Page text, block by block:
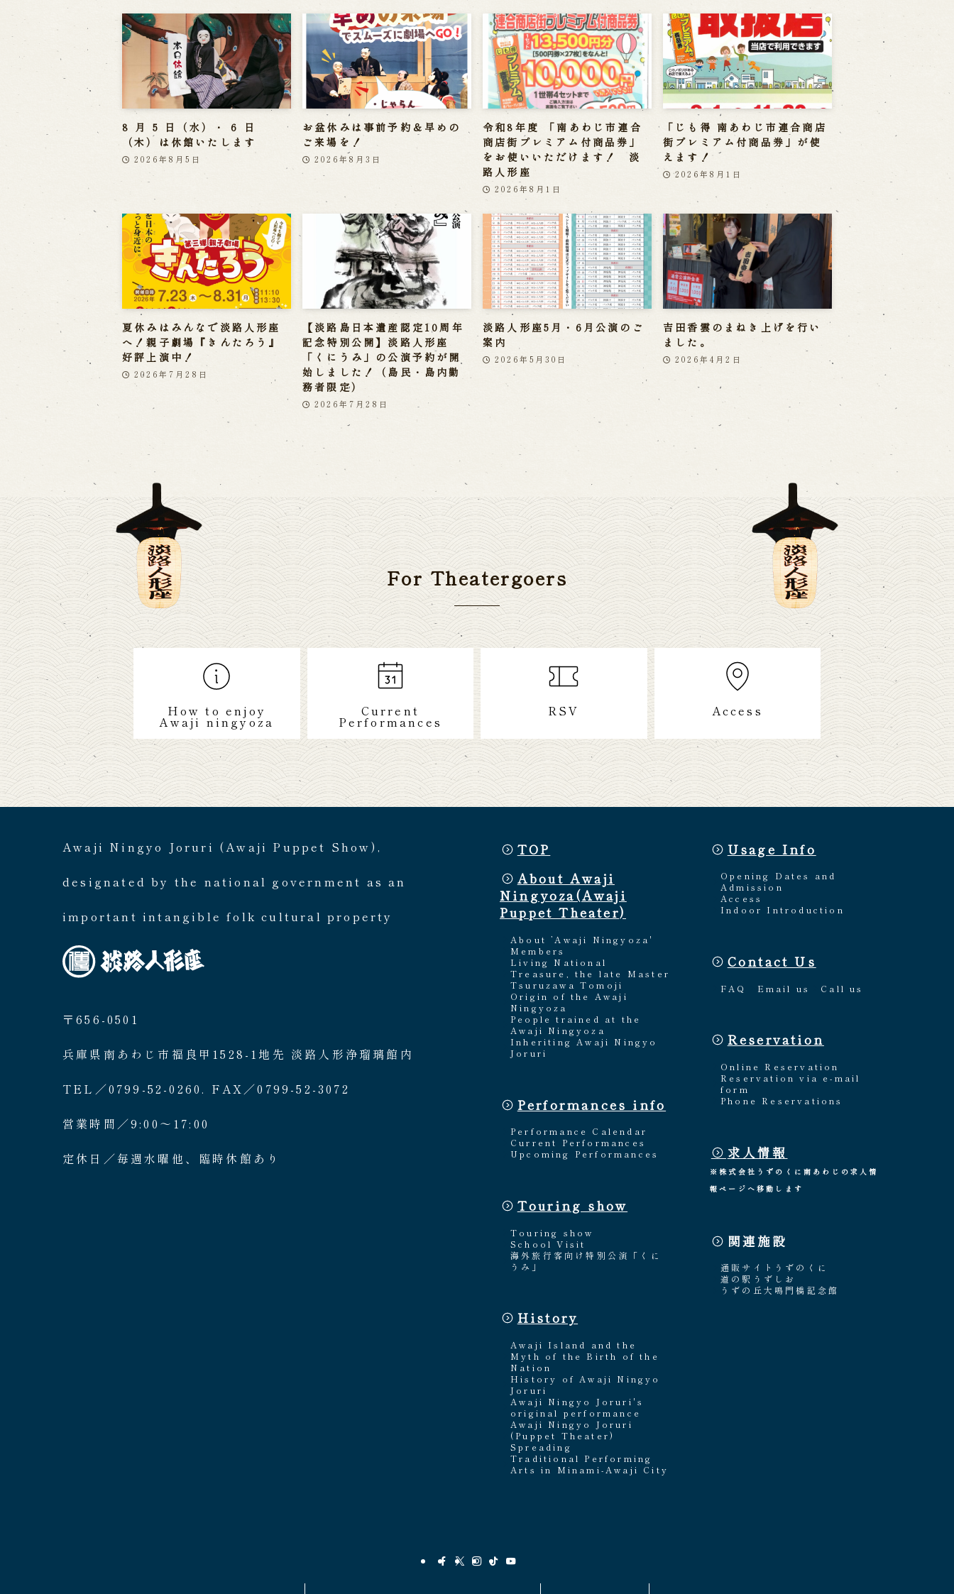
8 月 5 日（水）・ 6 日
（木）は休館いたします
2026年8月5日
お盆休みは事前予約＆早めの
ご来場を！
2026年8月3日
令和8年度 「南あわじ市連合
商店街プレミアム付商品券」
をお使いいただけます！ 淡
路人形座
2026年8月1日
「じも得 南あわじ市連合商店
街プレミアム付商品券」が使
えます！
2026年8月1日
夏休みはみんなで淡路人形座
へ！親子劇場『きんたろう』
好評上演中！
2026年7月28日
【淡路島日本遺産認定10周年
記念特別公開】淡路人形座
「くにうみ」の公演予約が開
始しました！（島民・島内勤
務者限定）
2026年7月28日
淡路人形座5月・6月公演のご
案内
2026年5月30日
吉田香雲のまねき上げを行い
ました。
2026年4月2日
For Theatergoers
How to enjoy
Awaji ningyoza
Current
Performances
RSV Access
Awaji Ningyo Joruri (Awaji Puppet Show),
designated by the national government as an
important intangible folk cultural property
〒656-0501
兵庫県南あわじ市福良甲1528-1地先 淡路人形浄瑠璃館内
TEL／0799-52-0260. FAX／0799-52-3072
営業時間／9:00〜17:00
定休日／毎週水曜他、臨時休館あり
TOP
About Awaji
Ningyoza(Awaji
Puppet Theater)
About ’Awaji Ningyoza'
Members
Living National
Treasure, the late Master
Tsuruzawa Tomoji
Origin of the Awaji
Ningyoza
People trained at the
Awaji Ningyoza
Inheriting Awaji Ningyo
Joruri
Performances info
Performance Calendar
Current Performances
Upcoming Performances
Touring show
Touring show
School Visit
海外旅行客向け特別公演「くに
うみ」
History
Awaji Island and the
Myth of the Birth of the
Nation
History of Awaji Ningyo
Joruri
Awaji Ningyo Joruri's
original performance
Awaji Ningyo Joruri
(Puppet Theater)
Spreading
Traditional Performing
Arts in Minami-Awaji City
Usage Info
Opening Dates and
Admission
Access
Indoor Introduction
Contact Us
FAQ Email us Call us
Reservation
Online Reservation
Reservation via e-mail
form
Phone Reservations
求人情報
※株式会社うずのくに南あわじの求人情
報ページへ移動します
関連施設
通販サイトうずのくに
道の駅うずしお
うずの丘大鳴門橋記念館